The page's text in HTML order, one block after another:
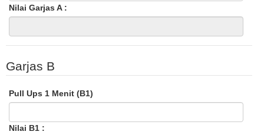
Nilai Garjas A :
Garjas B
Pull Ups 1 Menit (B1)
Nilai B1 :